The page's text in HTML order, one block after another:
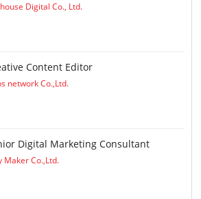
Digital Co., Ltd.
Content Editor
network Co.,Ltd.
Digital Marketing Consultant
Maker Co.,Ltd.